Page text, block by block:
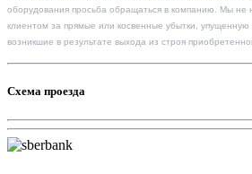
оборудования просьба обращаться в компанию. Мы не
клиентом за прямые или косвенные убытки,
возникшие в результате выхода из строя
Схема проезда